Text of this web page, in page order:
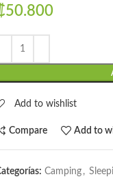
50.800
Add to wishlist
Compare Add to
Camping ,